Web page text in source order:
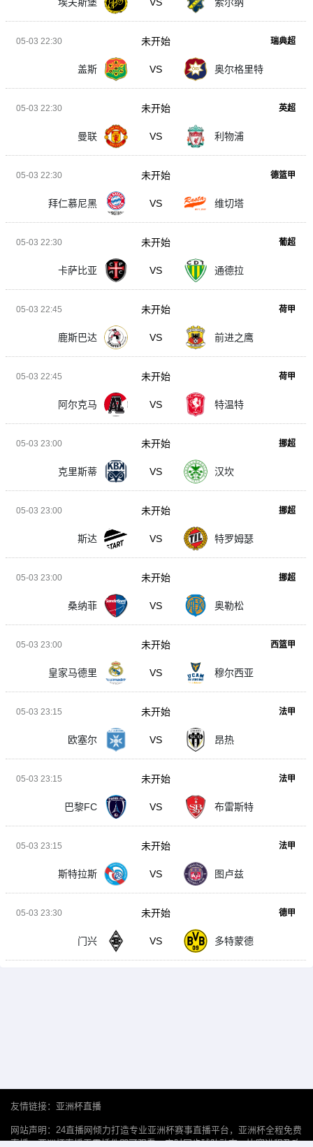
05-03 22:30 瑞典超
盖斯 VS 奥尔格里特
未开始
05-03 22:30 英超
曼联 VS 利物浦
未开始
05-03 22:30 德篮甲
拜仁慕尼黑 VS 维切塔
未开始
05-03 22:30 葡超
卡萨比亚 VS 通德拉
未开始
05-03 22:45 荷甲
鹿斯巴达 VS 前进之鹰
未开始
05-03 22:45 荷甲
阿尔克马 VS 特温特
未开始
05-03 23:00 挪超
克里斯蒂 VS 汉坎
未开始
05-03 23:00 挪超
斯达 VS 特罗姆瑟
未开始
05-03 23:00 挪超
桑纳菲 VS 奥勒松
未开始
05-03 23:00 西篮甲
皇家马德里 VS 穆尔西亚
未开始
05-03 23:15 法甲
欧塞尔 VS 昂热
未开始
05-03 23:15 法甲
巴黎FC VS 布雷斯特
未开始
05-03 23:15 法甲
斯特拉斯 VS 图卢兹
未开始
05-03 23:30 德甲
门兴 VS 多特蒙德
未开始
友情链接： 亚洲杯直播
网站声明：24直播网倾力打造专业亚洲杯赛事直播平台，亚洲杯全程免费
直播，亚洲杯直播无需插件即可观看。实时同步球队动态、比赛进程及攻